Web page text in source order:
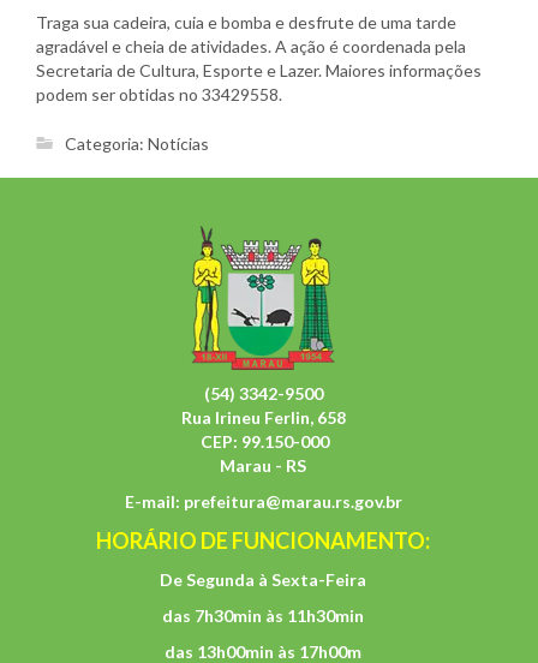
Traga sua cadeira, cuia e bomba e desfrute de uma tarde
agradável e cheia de atividades. A ação é coordenada pela
Secretaria de Cultura, Esporte e Lazer. Maiores informações
podem ser obtidas no 33429558.
Categoria: Notícias
(54) 3342-9500
Rua Irineu Ferlin, 658
CEP: 99.150-000
Marau - RS
E-mail: prefeitura@marau.rs.gov.br
HORÁRIO DE FUNCIONAMENTO:
De Segunda à Sexta-Feira
das 7h30min às 11h30min
das 13h00min às 17h00m